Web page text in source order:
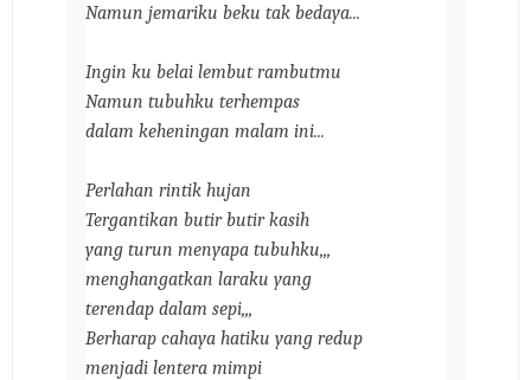
Namun jemariku beku tak bedaya...
Ingin ku belai lembut rambutmu
Namun tubuhku terhempas
dalam keheningan malam ini...
Perlahan rintik hujan
Tergantikan butir butir kasih
yang turun menyapa tubuhku,,,
menghangatkan laraku yang
terendap dalam sepi,,,
Berharap cahaya hatiku yang redup
menjadi lentera mimpi